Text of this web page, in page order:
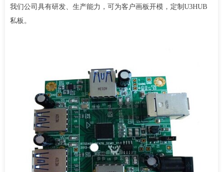
我们公司具有研发、生产能力，可为客户画板开模，定制U3HUB
私板。